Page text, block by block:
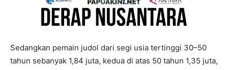
Sedangkan pemain judol dari segi usia tertinggi 30–50
tahun sebanyak 1,84 juta, kedua di atas 50 tahun 1,35 juta,